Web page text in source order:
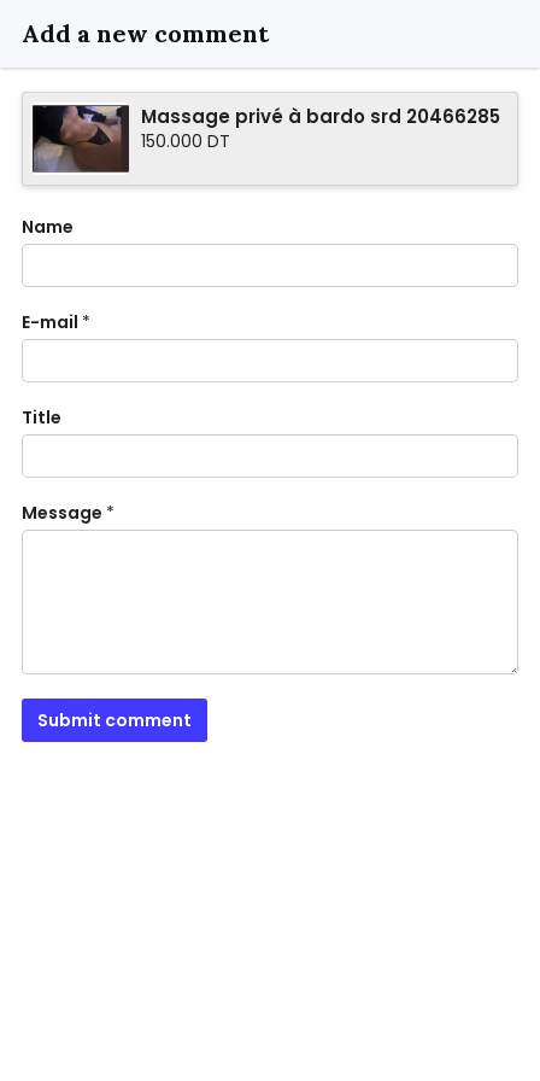
Add a new comment
Massage privé à bardo srd 20466285
150.000 DT
Name
E-mail *
Title
Message *
Submit comment